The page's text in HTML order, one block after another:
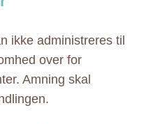
ikke administreres til
over for
Amning skal